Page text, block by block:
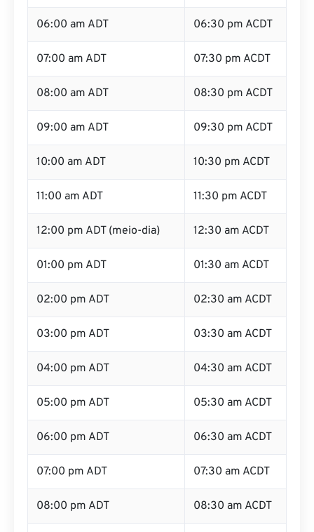
05:00 am ADT 05:30 pm ACDT
06:00 am ADT 06:30 pm ACDT
07:00 am ADT 07:30 pm ACDT
08:00 am ADT 08:30 pm ACDT
09:00 am ADT 09:30 pm ACDT
10:00 am ADT 10:30 pm ACDT
11:00 am ADT 11:30 pm ACDT
12:00 pm ADT (meio-dia) 12:30 am ACDT
01:00 pm ADT 01:30 am ACDT
02:00 pm ADT 02:30 am ACDT
03:00 pm ADT 03:30 am ACDT
04:00 pm ADT 04:30 am ACDT
05:00 pm ADT 05:30 am ACDT
06:00 pm ADT 06:30 am ACDT
07:00 pm ADT 07:30 am ACDT